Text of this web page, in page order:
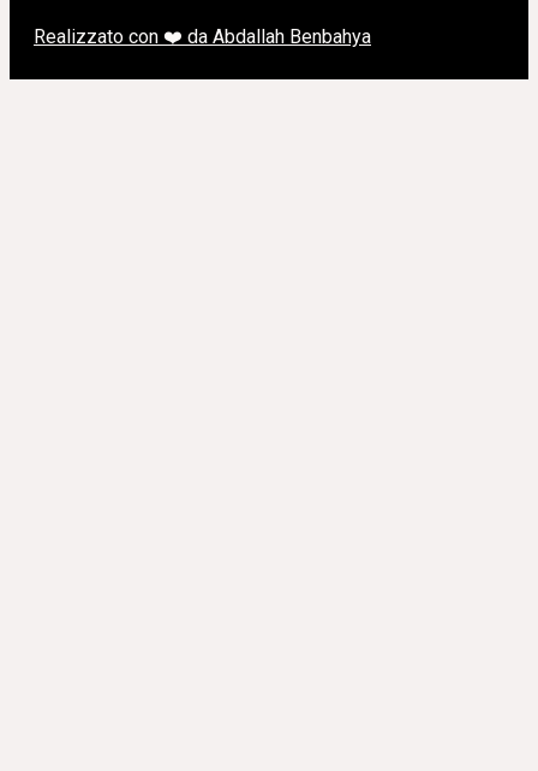
Realizzato con ❤️ da Abdallah Benbahya